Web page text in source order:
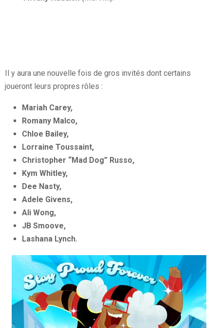
Il y aura une nouvelle fois de gros invités dont certains
joueront leurs propres rôles :
Mariah Carey,
Romany Malco,
Chloe Bailey,
Lorraine Toussaint,
Christopher “Mad Dog” Russo,
Kym Whitley,
Dee Nasty,
Adele Givens,
Ali Wong,
JB Smoove,
Lashana Lynch.